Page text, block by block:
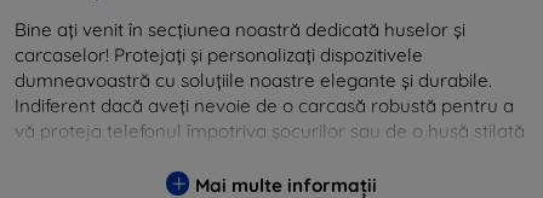
Bine ați venit în secțiunea noastră dedicată huselor și
carcaselor! Protejați și personalizați dispozitivele
dumneavoastră cu soluțiile noastre elegante și durabile.
Indiferent dacă aveți nevoie de o carcasă robustă pentru a
vă proteja telefonul împotriva șocurilor sau de o husă stilată
îndeplinească toate cerințele dvs. Descoperiți varietatea
Mai multe informații